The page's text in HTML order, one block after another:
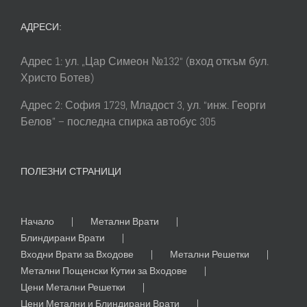
АДРЕСИ:
Адрес 1: ул. „Цар Симеон №132“ (вход откъм бул.
Христо Ботев)
Адрес 2: София 1729, Младост 3, ул. “инж. Георги
Белов” – последна спирка автобус 305
ПОЛЕЗНИ СТРАНИЦИ
Начало
Метални Врати
Блиндирани Врати
Входни Врати за Входове
Метални Решетки
Метални Пощенски Кутии за Входове
Цени Метални Решетки
Цени Метални и Блиндирани Врати